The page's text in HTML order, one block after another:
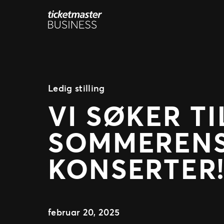
Ledig stilling
VI SØKER
KONSERTER!
februar 20, 2025